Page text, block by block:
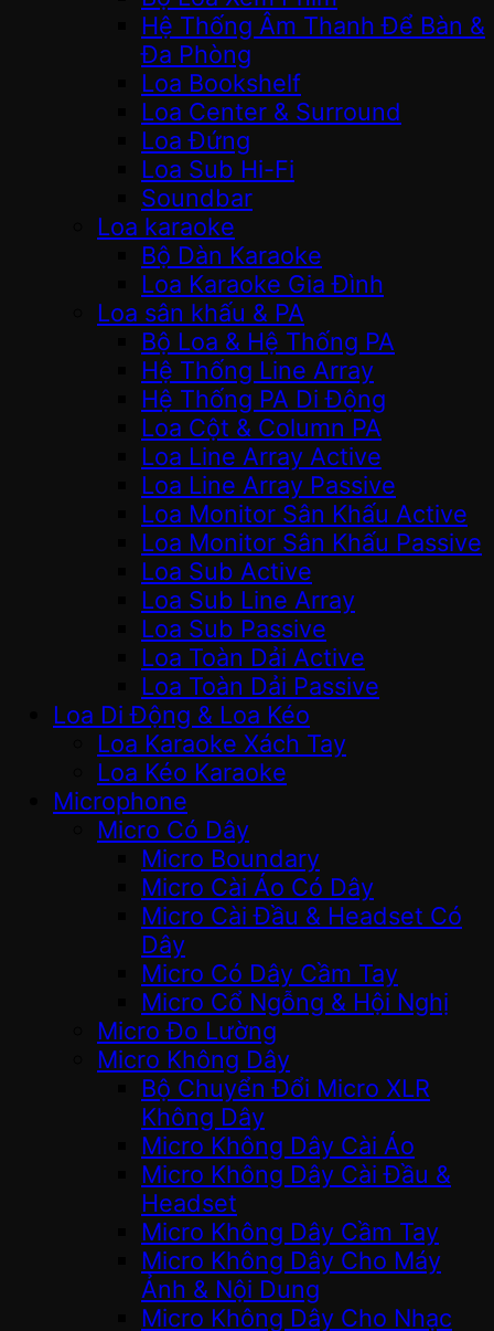
Hệ Thống Âm Thanh Để Bàn &
Đa Phòng
Loa Bookshelf
Loa Center & Surround
Loa Đứng
Loa Sub Hi-Fi
Soundbar
Loa karaoke
Bộ Dàn Karaoke
Loa Karaoke Gia Đình
Loa sân khấu & PA
Bộ Loa & Hệ Thống PA
Hệ Thống Line Array
Hệ Thống PA Di Động
Loa Cột & Column PA
Loa Line Array Active
Loa Line Array Passive
Loa Monitor Sân Khấu Active
Loa Monitor Sân Khấu Passive
Loa Sub Active
Loa Sub Line Array
Loa Sub Passive
Loa Toàn Dải Active
Loa Toàn Dải Passive
Loa Di Động & Loa Kéo
Loa Karaoke Xách Tay
Loa Kéo Karaoke
Microphone
Micro Có Dây
Micro Boundary
Micro Cài Áo Có Dây
Micro Cài Đầu & Headset Có
Dây
Micro Có Dây Cầm Tay
Micro Cổ Ngỗng & Hội Nghị
Micro Đo Lường
Micro Không Dây
Bộ Chuyển Đổi Micro XLR
Không Dây
Micro Không Dây Cài Áo
Micro Không Dây Cài Đầu &
Headset
Micro Không Dây Cầm Tay
Micro Không Dây Cho Máy
Ảnh & Nội Dung
Micro Không Dây Cho Nhạc